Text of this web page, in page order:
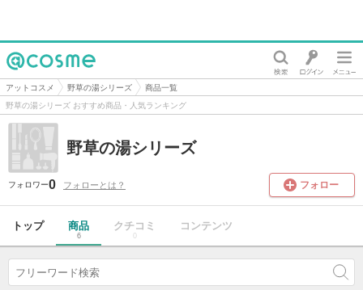
@cosme
アットコスメ 野草の湯シリーズ
商品一覧
野草の湯シリーズ おすすめ商品・人気ランキング
野草の湯シリーズ
フォロワー0 フォローとは？ フォロー
トップ 商品
6
クチコミ
0
コンテンツ